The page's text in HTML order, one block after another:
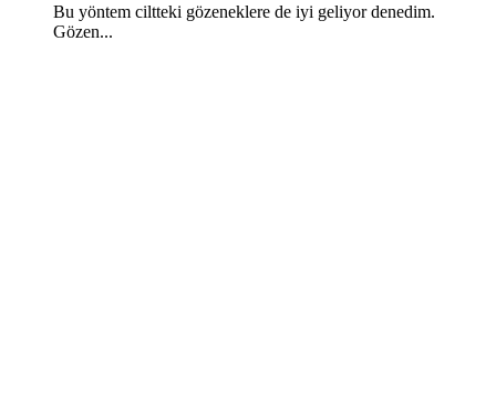
Bu yöntem ciltteki gözeneklere de iyi geliyor denedim.
Gözen...